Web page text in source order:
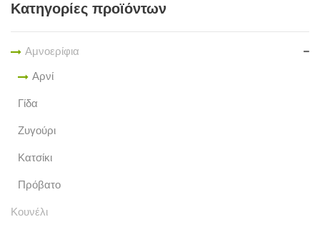
Κατηγορίες προϊόντων
Αμνοερίφια
Αρνί
Γίδα
Ζυγούρι
Κατσίκι
Πρόβατο
Κουνέλι